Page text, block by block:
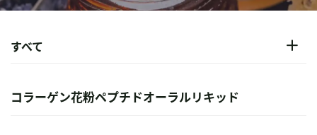
すべて
コラーゲン花粉ペプチドオーラルリキッド